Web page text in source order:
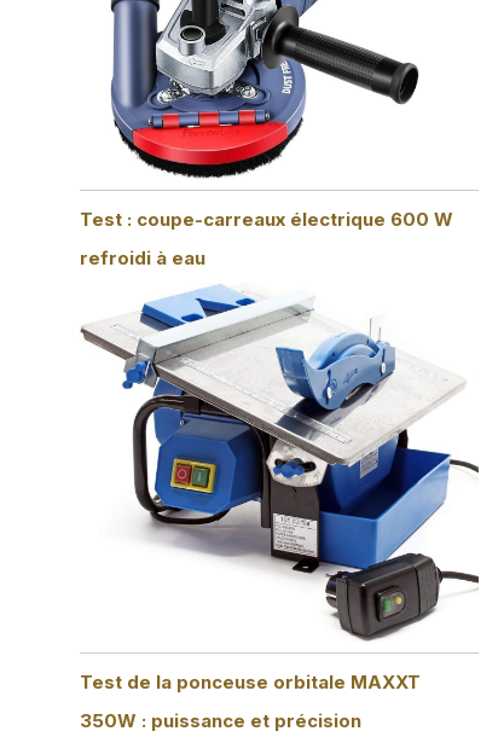
Test : coupe-carreaux électrique 600 W
refroidi à eau
Test de la ponceuse orbitale MAXXT
350W : puissance et précision